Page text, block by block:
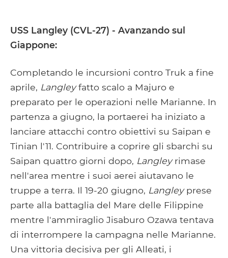
USS Langley (CVL-27) - Avanzando sul
Giappone:
Completando le incursioni contro Truk a fine
aprile, Langleyfatto scalo a Majuro e
preparato per le operazioni nelle Marianne. In
partenza a giugno, la portaerei ha iniziato a
lanciare attacchi contro obiettivi su Saipan e
Tinian l'11. Contribuire a coprire gli sbarchi su
Saipan quattro giorni dopo, Langleyrimase
nell'area mentre i suoi aerei aiutavano le
truppe a terra. Il 19-20 giugno, Langleyprese
parte alla battaglia del Mare delle Filippine
mentre l'ammiraglio Jisaburo Ozawa tentava
di interrompere la campagna nelle Marianne.
Una vittoria decisiva per gli Alleati, i